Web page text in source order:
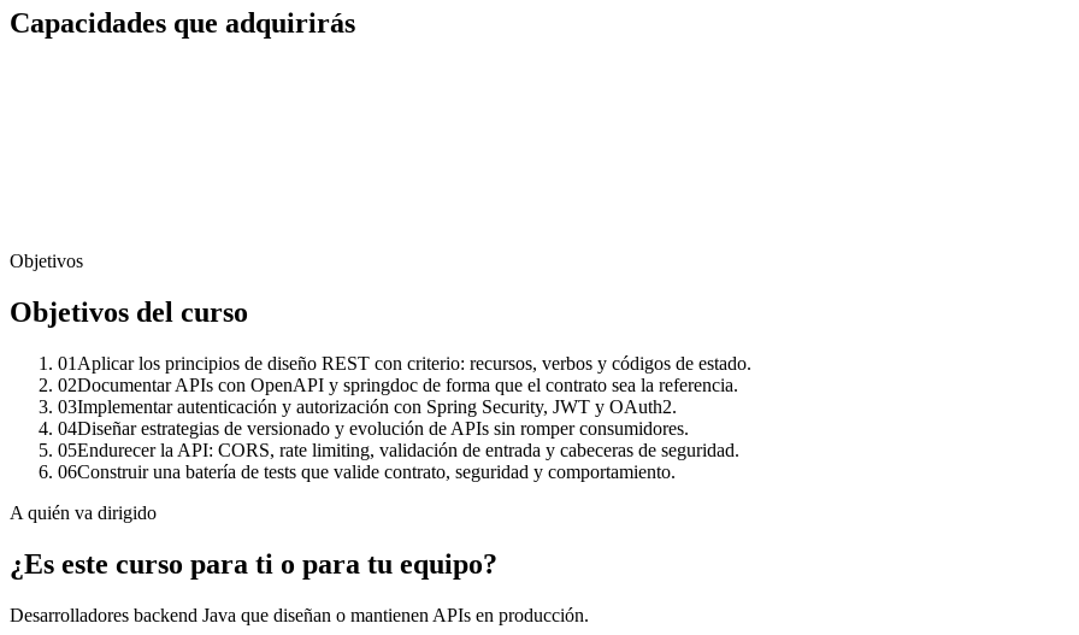
Capacidades que adquirirás
Objetivos
Objetivos del curso
01 Aplicar los principios de diseño REST con criterio: recursos, verbos y códigos de estado.
02Documentar APIs con OpenAPI y springdoc de forma que el contrato sea la referencia.
03Implementar autenticación y autorización con Spring Security, JWT y OAuth2.
04Diseñar estrategias de versionado y evolución de APIs sin romper consumidores.
05Endurecer la API: CORS, rate limiting, validación de entrada y cabeceras de seguridad.
06Construir una batería de tests que valide contrato, seguridad y comportamiento.
A quién va dirigido
¿Es este curso para ti o para tu equipo?
Desarrolladores backend Java que diseñan o mantienen APIs en producción.